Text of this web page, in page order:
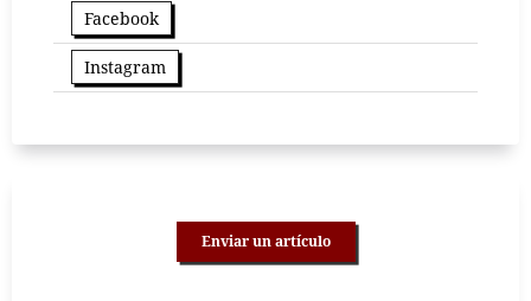
Facebook
Instagram
Enviar un artículo